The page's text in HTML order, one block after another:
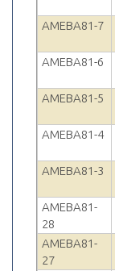
AMEBA81-7
AMEBA81-6
AMEBA81-5
AMEBA81-4
AMEBA81-3
AMEBA81-
28
AMEBA81-
27